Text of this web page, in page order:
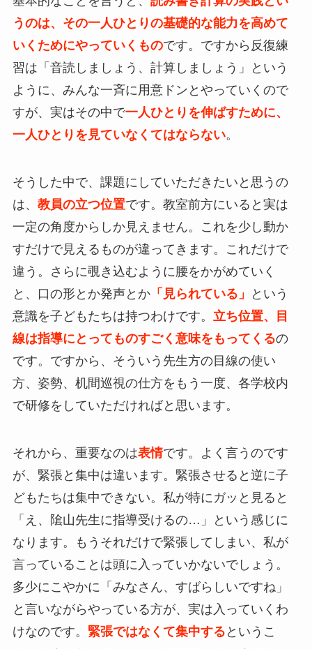
うのは、その一人ひとりの基礎的な能力を高めて
いくためにやっていくものです。ですから反復練
習は「音読しましょう、計算しましょう」という
ように、みんな一斉に用意ドンとやっていくので
すが、実はその中で一人ひとりを伸ばすために、
一人ひとりを見ていなくてはならない。
そうした中で、課題にしていただきたいと思うの
は、 教員の立つ位置です。教室前方にいると実は
一定の角度からしか見えません。これを少し動か
すだけで見えるものが違ってきます。これだけで
違う。さらに覗き込むように腰をかがめていく
と、口の形とか発声とか「見られている」
という
意識を子どもたちは持つわけです。 立ち位置、目
線は指導にとってものすごく意味をもってくるの
です。ですから、そういう先生方の目線の使い
方、姿勢、机間巡視の仕方をもう一度、各学校内
で研修をしていただければと思います。
それから、重要なのは表情です。よく言うのです
が、緊張と集中は違います。緊張させると逆に子
どもたちは集中できない。私が特にガッと見ると
「え、隂山先生に指導受けるの…」という感じに
なります。もうそれだけで緊張してしまい、私が
言っていることは頭に入っていかないでしょう。
多少にこやかに「みなさん、すばらしいですね」
と言いながらやっている方が、実は入っていくわ
けなのです。 緊張ではなくて集中する というこ